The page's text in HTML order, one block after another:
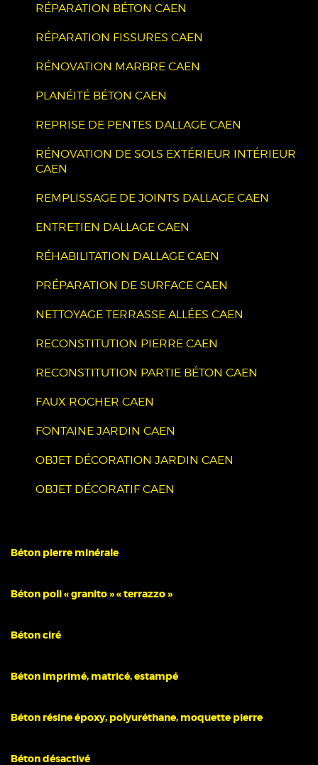
RÉPARATION BÉTON CAEN
RÉPARATION FISSURES CAEN
RÉNOVATION MARBRE CAEN
PLANÉITÉ BÉTON CAEN
REPRISE DE PENTES DALLAGE CAEN
RÉNOVATION DE SOLS EXTÉRIEUR INTÉRIEUR
CAEN
REMPLISSAGE DE JOINTS DALLAGE CAEN
ENTRETIEN DALLAGE CAEN
RÉHABILITATION DALLAGE CAEN
PRÉPARATION DE SURFACE CAEN
NETTOYAGE TERRASSE ALLÉES CAEN
RECONSTITUTION PIERRE CAEN
RECONSTITUTION PARTIE BÉTON CAEN
FAUX ROCHER CAEN
FONTAINE JARDIN CAEN
OBJET DÉCORATION JARDIN CAEN
OBJET DÉCORATIF CAEN
Béton pierre minérale
Béton poli « granito » « terrazzo »
Béton ciré
Béton imprimé, matricé, estampé
Béton résine époxy, polyuréthane, moquette pierre
Béton désactivé